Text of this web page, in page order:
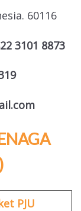
60116
3101 8873
PJU